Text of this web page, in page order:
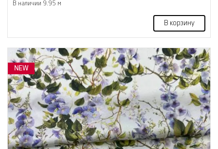
В наличии 9.95 м
В корзину
NEW